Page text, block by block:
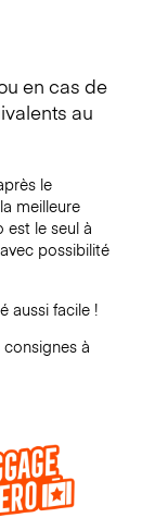
en cas de
au
le
meilleure
est le seul à
possibilité
aussi facile !
à